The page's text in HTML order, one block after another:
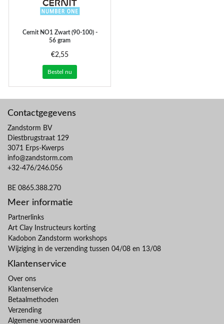
CernitNO1 Zwart (90-100) -
56 gram
€2,55
Bestel nu
Contactgegevens
Zandstorm BV
Diestbrugstraat 129
3071 Erps-Kwerps
info@zandstorm.com
+32-476/246.056
BE 0865.388.270
Meer informatie
Partnerlinks
Art Clay Instructeurs korting
Kadobon Zandstorm workshops
Wijziging in de verzending tussen 04/08 en 13/08
Klantenservice
Over ons
Klantenservice
Betaalmethoden
Verzending
Algemene voorwaarden